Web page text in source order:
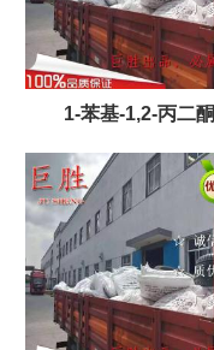
1-苯基-1,2-丙二酮